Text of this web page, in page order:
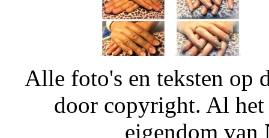
Alle foto's en teksten op
door copyright. Al het
eigendom